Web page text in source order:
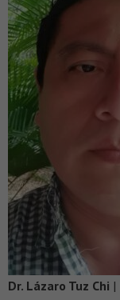
Dr. Lázaro Tuz Chi |